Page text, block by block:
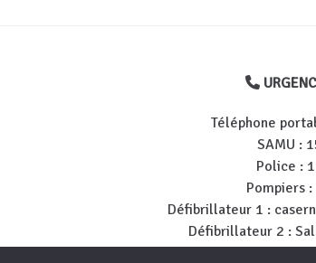
Téléphone
SAMU :
Police :
Pompiers :
Défibrillateur 1 :
Défibrillateur 2 :